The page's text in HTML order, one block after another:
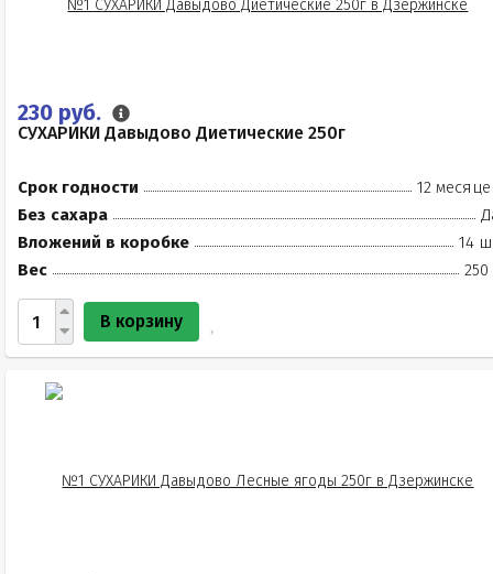
230 руб.
СУХАРИКИ Давыдово Диетические 250г
Срок годности
12
Без сахара
Вложений в коробке
14
Вес
250
В корзину